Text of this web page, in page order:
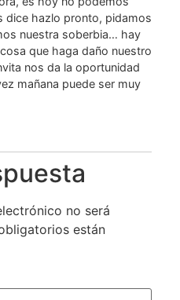
dice hazlo pronto, pidamos
nuestra soberbia… hay
que haga daño nuestro
nos da la oportunidad
mañana puede ser muy
no será
están